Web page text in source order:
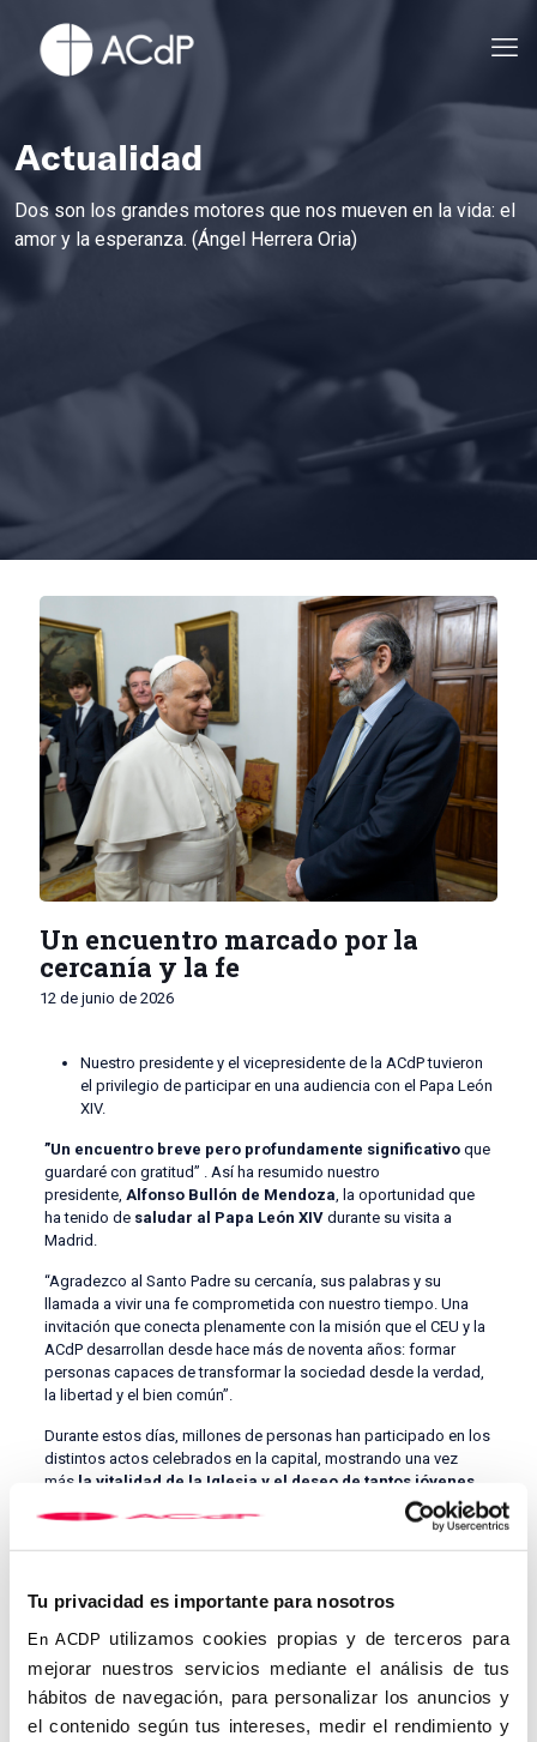
Tu privacidad es importante para nosotros
En ACDP utilizamos cookies propias y de terceros para
mejorar nuestros servicios mediante el análisis de tus
hábitos de navegación, para personalizar los anuncios y
el contenido según tus intereses, medir el rendimiento y
Actualidad
Dos son los grandes motores que nos mueven en la vida: el
amor y la esperanza. (Ángel Herrera Oria)
Un encuentro marcado por la
cercanía y la fe
12 de junio de 2026
Nuestro presidente y el vicepresidente de la ACdP tuvieron
el privilegio de participar en una audiencia con el Papa León
XIV.
​​​​”Un encuentro breve pero p​​rofundamente significativoque
guardaré con gratitud” ​​. Así ha resumido nuestro
presidente, Alfonso Bullón de Mendoza , la oportunidad que
ha tenido de saludar al Papa León XIV durante su visita a
Madrid.
“Agradezco al Santo Padre su cercanía, sus palabras y su
llamada a vivir una fe comprometida con nuestro tiempo. Una
invitación que conecta plenamente con l​a misión que el CEU y la
ACdP desarrollan desde hace más de noventa años: formar
personas capaces de transformar la sociedad desde la verdad,
la libertad y el bien común”.
Durante estos días, millones de personas han participado en los
distintos actos celebrados en la capital, mostrando una vez
másla vitalidad de la Iglesia y el deseo de tantos jóvenes